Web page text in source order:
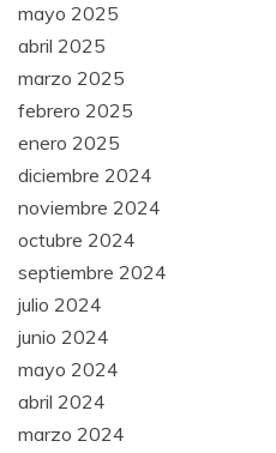
mayo 2025
abril 2025
marzo 2025
febrero 2025
enero 2025
diciembre 2024
noviembre 2024
octubre 2024
septiembre 2024
julio 2024
junio 2024
mayo 2024
abril 2024
marzo 2024